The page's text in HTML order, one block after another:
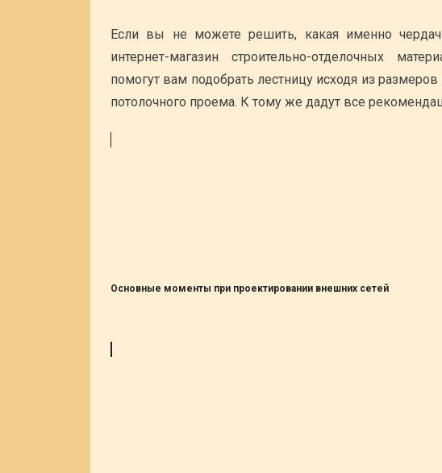
Если вы не можете решить, какая именно
интернет-магазин строительно-отделочных
помогут вам подобрать лестницу исходя из
потолочного проема. К тому же дадут все
Основные моменты при проектировании внешних сетей